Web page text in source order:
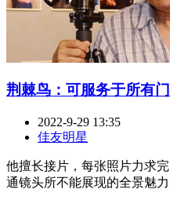
荆棘鸟：可服务于所有
2022-9-29 13:35
佳友明星
他擅长接片，每张照片力求
通镜头所不能展现的全景魅力